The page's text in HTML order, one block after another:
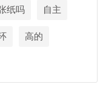
纸吗 自主
高的